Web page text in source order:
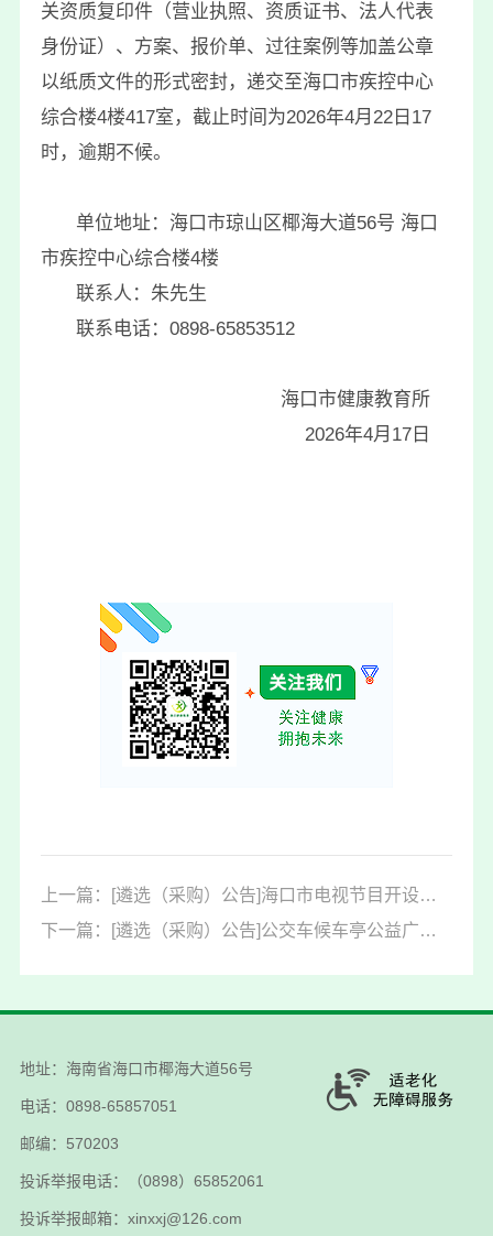
关资质复印件（营业执照、资质证书、法人代表
身份证）、方案、报价单、过往案例等加盖公章
以纸质文件的形式密封，递交至海口市疾控中心
综合楼4楼417室，截止时间为2026年4月22日17
时，逾期不候。
单位地址：海口市琼山区椰海大道56号 海口
市疾控中心综合楼4楼
联系人：朱先生
联系电话：0898-65853512
海口市健康教育所
2026年4月17日
上一篇：[遴选（采购）公告]海口市电视节目开设专栏的公告20260416
下一篇：[遴选（采购）公告]公交车候车亭公益广告投放公告20260424
地址：海南省海口市椰海大道56号
电话：0898-65857051
邮编：570203
投诉举报电话：（0898）65852061
投诉举报邮箱：xinxxj@126.com